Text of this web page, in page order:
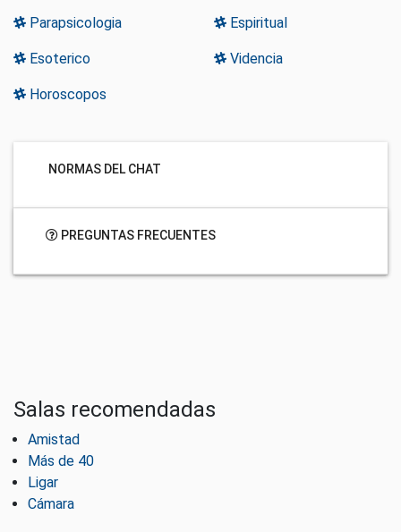
Parapsicologia Espiritual
Esoterico Videncia
Horoscopos
NORMAS DEL CHAT
PREGUNTAS FRECUENTES
Salas recomendadas
Amistad
Más de 40
Ligar
Cámara